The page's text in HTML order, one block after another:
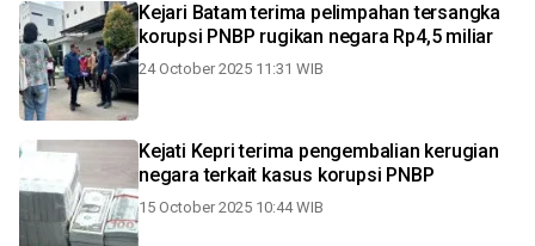
Kejari Batam terima pelimpahan tersangka
korupsi PNBP rugikan negara Rp4,5 miliar
24 October 2025 11:31 WIB
Kejati Kepri terima pengembalian kerugian
negara terkait kasus korupsi PNBP
15 October 2025 10:44 WIB